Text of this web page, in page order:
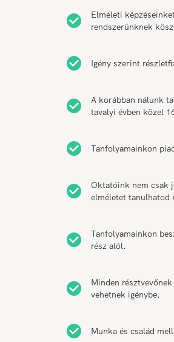
Elméleti
rendszerünknek
Igény szerint
A korábban nálunk
tavalyi évben közel
Tanfolyamainkon
Oktatóink nem csak
elméletet tanulhatod
Tanfolyamainkon
rész alól.
Minden
vehetnek igénybe.
Munka és család